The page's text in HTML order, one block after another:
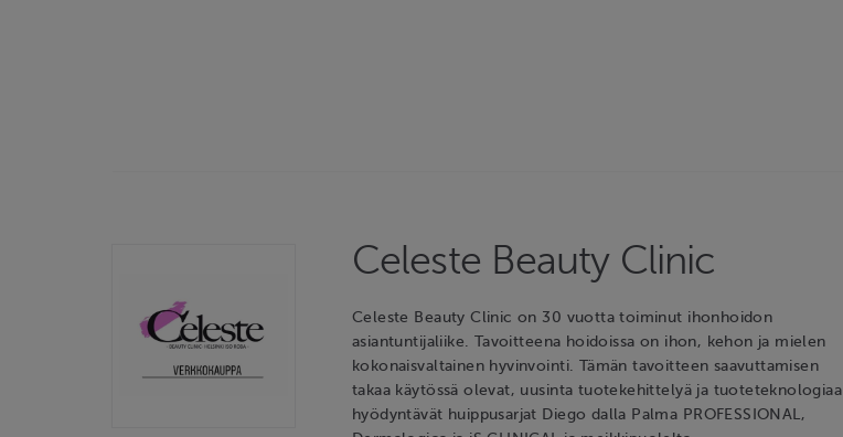
Celeste Beauty Clinic
Celeste Beauty Clinic on 30 vuotta toiminut ihonhoidon
asiantuntijaliike. Tavoitteena hoidoissa on ihon, kehon ja mielen
kokonaisvaltainen hyvinvointi. Tämän tavoitteen saavuttamisen
takaa käytössä olevat, uusinta tuotekehittelyä ja tuoteteknologiaa
hyödyntävät huippusarjat Diego dalla Palma PROFESSIONAL,